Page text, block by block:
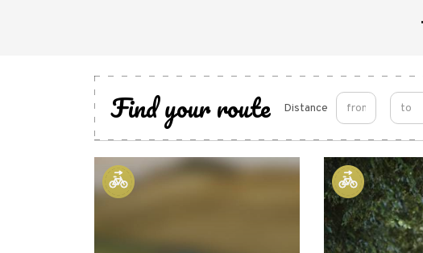
Find your route Distance